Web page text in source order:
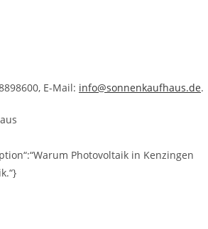
E-Mail: info@sonnenkaufhaus.de.
Photovoltaik in Kenzingen